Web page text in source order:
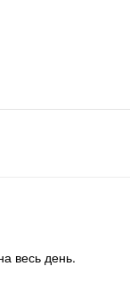
весь день.